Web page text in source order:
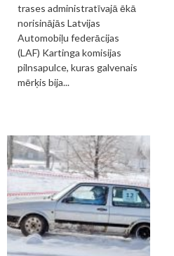
trases administratīvajā ēkā
norisinājās Latvijas
Automobiļu federācijas
(LAF) Kartinga komisijas
pilnsapulce, kuras galvenais
mērķis bija...